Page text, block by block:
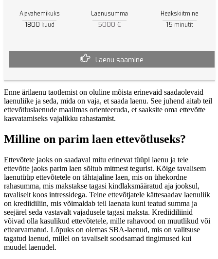
Ajavahemikuks
1800 kuud
Laenusumma
5000 €
Heakskiitmine
15 minutit
Laenu saamine
Enne ärilaenu taotlemist on oluline mõista erinevaid saadaolevaid
laenuliike ja seda, mida on vaja, et saada laenu. See juhend aitab teil
ettevõtluslaenude maailmas orienteeruda, et saaksite oma ettevõtte
kasvatamiseks vajalikku rahastamist.
Milline on parim laen ettevõtluseks?
Ettevõtete jaoks on saadaval mitu erinevat tüüpi laenu ja teie
ettevõtte jaoks parim laen sõltub mitmest tegurist. Kõige tavalisem
laenutüüp ettevõtetele on tähtajaline laen, mis on ühekordne
rahasumma, mis makstakse tagasi kindlaksmääratud aja jooksul,
tavaliselt koos intressidega. Teine ettevõtjatele kättesaadav laenuliik
on krediidiliin, mis võimaldab teil laenata kuni teatud summa ja
seejärel seda vastavalt vajadusele tagasi maksta. Krediidiliinid
võivad olla kasulikud ettevõtetele, mille rahavood on muutlikud või
ettearvamatud. Lõpuks on olemas SBA-laenud, mis on valitsuse
tagatud laenud, millel on tavaliselt soodsamad tingimused kui
muudel laenudel.